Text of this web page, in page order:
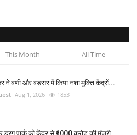
This Month All Time
ने बणी और बड़सर में किया नशा मुक्ति केंद्रों...
Aug 1, 2026 1853